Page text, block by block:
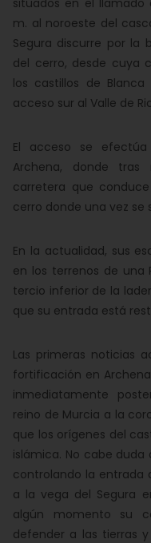
situados en el llamado
m. al noroeste del
Segura discurre por la
del cerro, desde cuya
los castillos de
acceso sur al Valle de
El acceso se
Archena, donde
carretera que
cerro donde una vez
En la actualidad, sus
en los terrenos de una
tercio inferior de la
que su entrada está
Las primeras noticias
fortificación en
inmediatamente
reino de Murcia a la
que los orígenes del
islámica. No cabe
controlando la entrada
a la vega del Segura
algún momento su
defender a las tierras